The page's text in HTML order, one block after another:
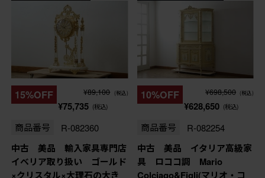
15%OFF ¥89,100 (税込)
¥75,735 (税込)
商品番号 R-082360
中古 美品 輸入家具専門店
イベリア取り扱い ゴールド
×クリスタル×大理石の大き
10%OFF ¥698,500 (税込)
¥628,650 (税込)
商品番号 R-082254
中古 美品 イタリア高級家
具 ロココ調 Mario
Colciago&Figli(マリオ・コ